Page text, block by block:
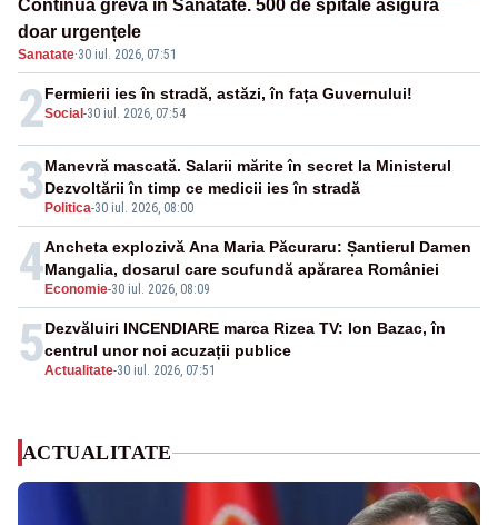
Continuă greva în Sănătate. 500 de spitale asigură
doar urgențele
Sanatate·30 iul. 2026, 07:51
2Social -30 iul. 2026, 07:54
Fermierii ies în stradă, astăzi, în fața Guvernului!
3 Politica-30 iul. 2026, 08:00
Manevră mascată. Salarii mărite în secret la Ministerul
Dezvoltării în timp ce medicii ies în stradă
4 Economie-30 iul. 2026, 08:09
Ancheta explozivă Ana Maria Păcuraru: Șantierul Damen
Mangalia, dosarul care scufundă apărarea României
5Actualitate-30 iul. 2026, 07:51
Dezvăluiri INCENDIARE marca Rizea TV: Ion Bazac, în
centrul unor noi acuzații publice
ACTUALITATE